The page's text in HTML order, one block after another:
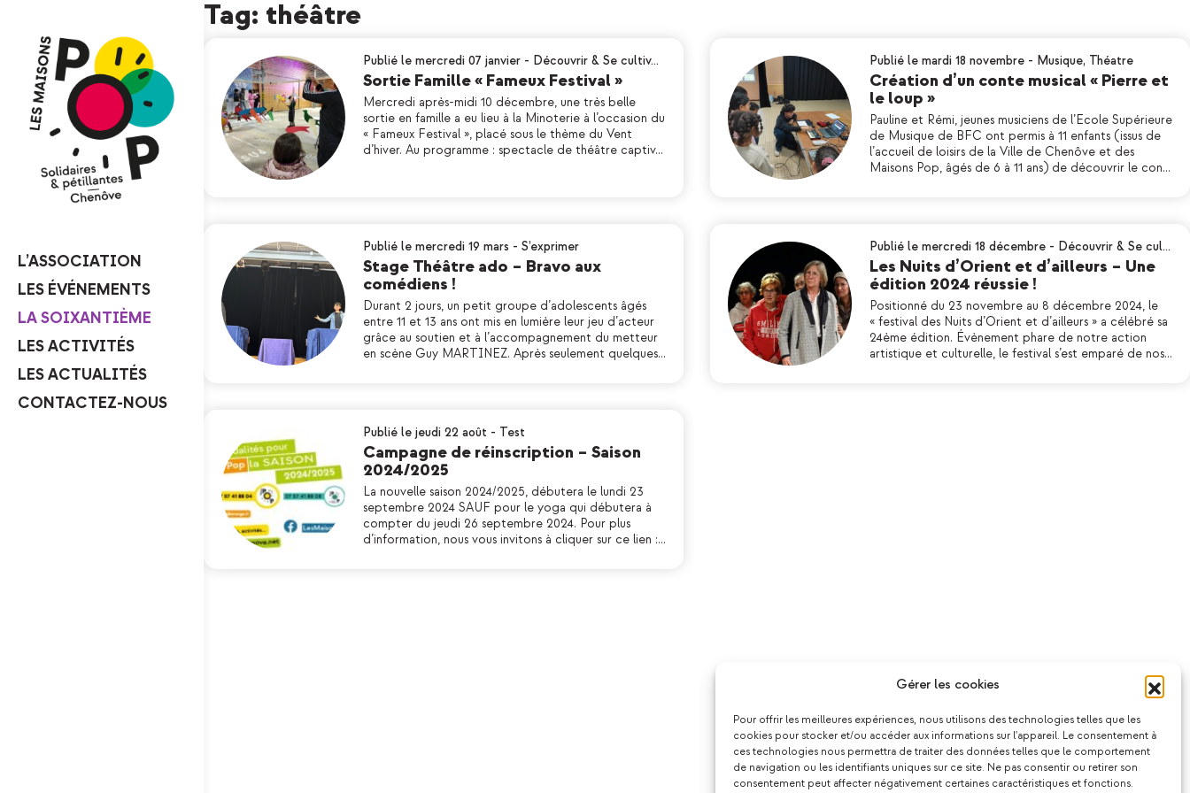
Gérer les cookies
Pour offrir les meilleures expériences, nous utilisons des technologies telles que les
cookies pour stocker et/ou accéder aux informations sur l'appareil. Le consentement à
ces technologies nous permettra de traiter des données telles que le comportement
de navigation ou les identifiants uniques sur ce site. Ne pas consentir ou retirer son
consentement peut affecter négativement certaines caractéristiques et fonctions.
L’ASSOCIATION
LES ÉVÉNEMENTS
LA SOIXANTIÈME
LES ACTIVITÉS
LES ACTUALITÉS
CONTACTEZ-NOUS
Tag: théâtre
Publié le mercredi 07 janvier - Découvrir & Se cultiv…
Sortie Famille « Fameux Festival »
Mercredi après-midi 10 décembre, une très belle
sortie en famille a eu lieu à la Minoterie à l’occasion du
« Fameux Festival », placé sous le thème du Vent
d’hiver. Au programme : spectacle de théâtre captiv…
Publié le mardi 18 novembre - Musique, Théatre
Création d’un conte musical « Pierre et
le loup »
Pauline et Rémi, jeunes musiciens de l’Ecole Supérieure
de Musique de BFC ont permis à 11 enfants (issus de
l’accueil de loisirs de la Ville de Chenôve et des
Maisons Pop, âgés de 6 à 11 ans) de découvrir le con…
Publié le mercredi 19 mars - S’exprimer
Stage Théâtre ado – Bravo aux
comédiens !
Durant 2 jours, un petit groupe d’adolescents âgés
entre 11 et 13 ans ont mis en lumière leur jeu d’acteur
grâce au soutien et à l’accompagnement du metteur
en scène Guy MARTINEZ. Après seulement quelques…
Publié le mercredi 18 décembre - Découvrir & Se cul…
Les Nuits d’Orient et d’ailleurs – Une
édition 2024 réussie !
Positionné du 23 novembre au 8 décembre 2024, le
« festival des Nuits d’Orient et d’ailleurs » a célébré sa
24ème édition. Évènement phare de notre action
artistique et culturelle, le festival s’est emparé de nos…
Publié le jeudi 22 août - Test
Campagne de réinscription – Saison
2024/2025
La nouvelle saison 2024/2025, débutera le lundi 23
septembre 2024 SAUF pour le yoga qui débutera à
compter du jeudi 26 septembre 2024. Pour plus
d’information, nous vous invitons à cliquer sur ce lien :…